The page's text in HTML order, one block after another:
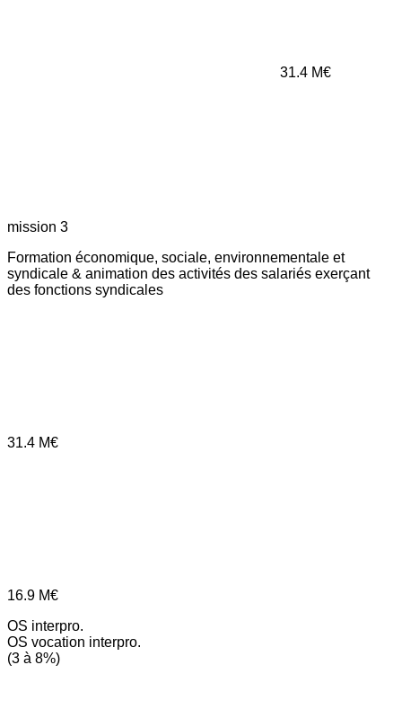
31.4 M€
mission 3
Formation économique, sociale, environnementale et
syndicale & animation des activités des salariés exerçant
des fonctions syndicales
31.4 M€
16.9 M€
OS interpro.
OS vocation interpro.
(3 à 8%)